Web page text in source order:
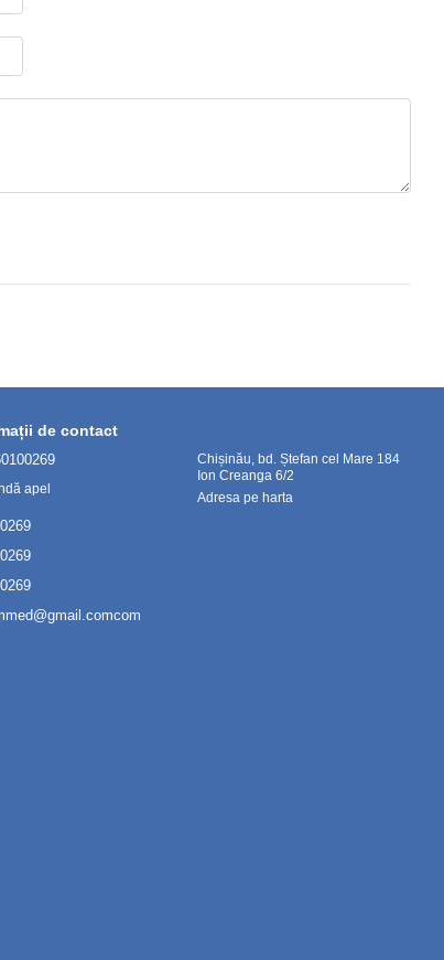
de contact
apel
Chișinău, bd. Ștefan cel Mare 184
Ion Creanga 6/2
Adresa pe harta